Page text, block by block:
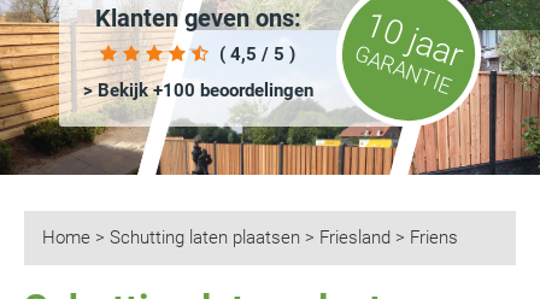
Klanten geven ons:
( 4,5 / 5 )
> Bekijk +100 beoordelingen
10 jaar
GARANTIE
Home > Schutting laten plaatsen > Friesland > Friens